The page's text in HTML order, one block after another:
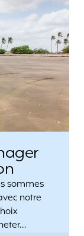
sommes
notre